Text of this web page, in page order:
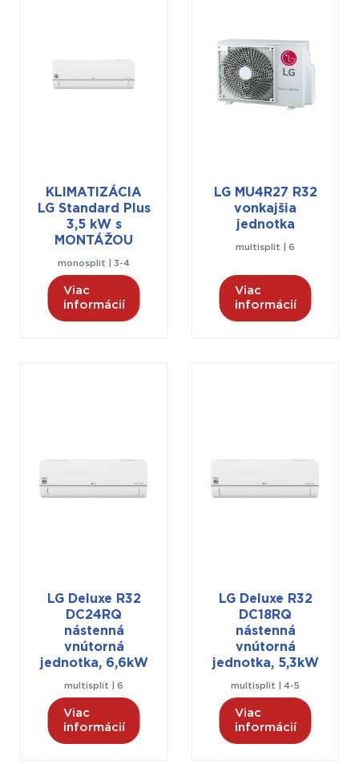
KLIMATIZÁCIA
LG Standard Plus
3,5 kW s
MONTÁŽOU
monosplit | 3-4
Viac
informácií
LG MU4R27 R32
vonkajšia
jednotka
multisplit | 6
Viac
informácií
LG Deluxe R32
DC24RQ
nástenná
vnútorná
jednotka, 6,6kW
multisplit | 6
Viac
informácií
LG Deluxe R32
DC18RQ
nástenná
vnútorná
jednotka, 5,3kW
multisplit | 4-5
Viac
informácií